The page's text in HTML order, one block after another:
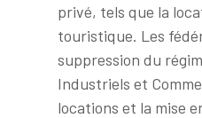
privé, tels que la
touristique. Les
suppression du
Industriels et
locations et la mise